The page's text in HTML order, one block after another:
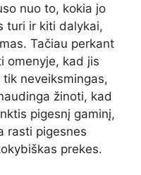
nuo to, kokia jo
turi ir kiti dalykai,
Tačiau perkant
omenyje, kad jis
neveiksmingas,
žinoti, kad
pigesnį gaminį,
rasti pigesnes
prekes.